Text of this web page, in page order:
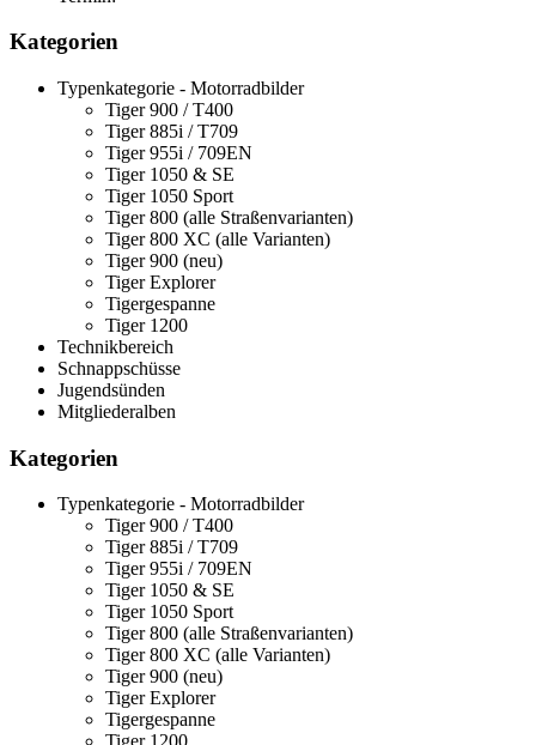
Kategorien
Typenkategorie - Motorradbilder
Tiger 900 / T400
Tiger 885i / T709
Tiger 955i / 709EN
Tiger 1050 & SE
Tiger 1050 Sport
Tiger 800 (alle Straßenvarianten)
Tiger 800 XC (alle Varianten)
Tiger 900 (neu)
Tiger Explorer
Tigergespanne
Tiger 1200
Technikbereich
Schnappschüsse
Jugendsünden
Mitgliederalben
Kategorien
Typenkategorie - Motorradbilder
Tiger 900 / T400
Tiger 885i / T709
Tiger 955i / 709EN
Tiger 1050 & SE
Tiger 1050 Sport
Tiger 800 (alle Straßenvarianten)
Tiger 800 XC (alle Varianten)
Tiger 900 (neu)
Tiger Explorer
Tigergespanne